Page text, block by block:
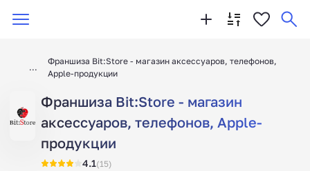
Франшиза Bit:Store - магазин аксессуаров, телефонов,
Apple-продукции
Франшиза Bit:Store - магазин
аксессуаров, телефонов, Apple-
продукции
4.1(15)